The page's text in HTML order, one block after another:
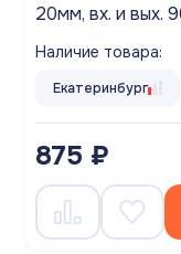
20мм, вх. и вых.
Наличие товара:
Екатеринбург
875 ₽